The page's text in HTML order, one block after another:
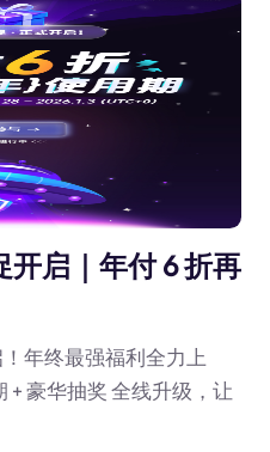
开启｜年付 6 折再
年终最强福利全力上
+ 豪华抽奖 全线升级，让